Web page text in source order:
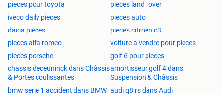
pieces pour toyota
pieces land rover
iveco daily pieces
pieces auto
dacia pieces
pieces citroen c3
pieces alfa romeo
voiture a vendre pour pieces
pieces porsche
golf 6 pour pieces
chassis deceuninck dans Châssis
& Portes coulissantes
amortisseur golf 4 dans
Suspension & Châssis
bmw serie 1 accident dans BMW audi q8 rs dans Audi